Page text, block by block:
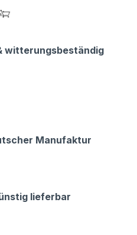
witterungsbeständig
Manufaktur
lieferbar